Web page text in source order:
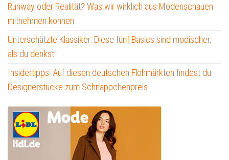
Runway oder Realität? Was wir wirklich aus Modenschauen
mitnehmen können
Unterschätzte Klassiker: Diese fünf Basics sind modischer,
als du denkst
Insidertipps: Auf diesen deutschen Flohmärkten findest du
Designerstücke zum Schnäppchenpreis